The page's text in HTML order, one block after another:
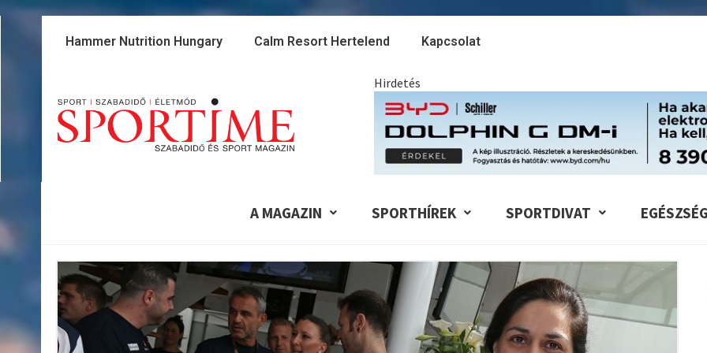
Skip
Hammer Nutrition Hungary Calm Resort Hertelend Kapcsolat
Hirdetés
A MAGAZIN SPORTHÍREK SPORTDIVAT EGÉSZSÉG